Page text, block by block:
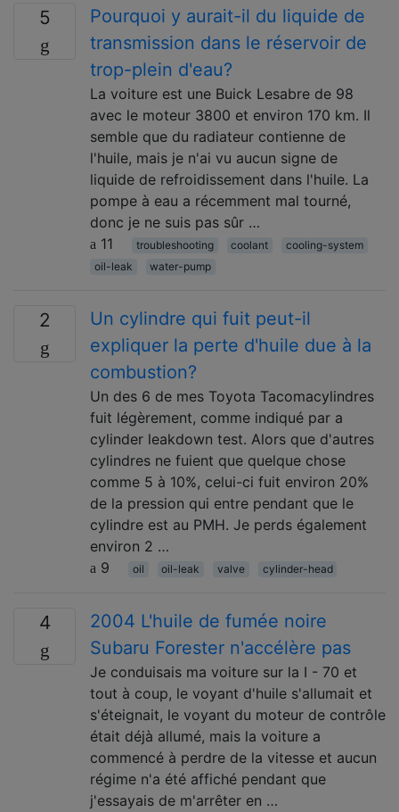
5
Pourquoi y aurait-il du liquide de
transmission dans le réservoir de
trop-plein d'eau?
La voiture est une Buick Lesabre de 98
avec le moteur 3800 et environ 170 km. Il
semble que du radiateur contienne de
l'huile, mais je n'ai vu aucun signe de
liquide de refroidissement dans l'huile. La
pompe à eau a récemment mal tourné,
donc je ne suis pas sûr …
11
troubleshooting coolant
cooling-system
oil-leak
water-pump
2
Un cylindre qui fuit peut-il
expliquer la perte d'huile due à la
combustion?
Un des 6 de mes Toyota Tacomacylindres
fuit légèrement, comme indiqué par a
cylinder leakdown test. Alors que d'autres
cylindres ne fuient que quelque chose
comme 5 à 10%, celui-ci fuit environ 20%
de la pression qui entre pendant que le
cylindre est au PMH. Je perds également
environ 2 …
9
oil oil-leak valve cylinder-head
4
2004 L'huile de fumée noire
Subaru Forester n'accélère pas
Je conduisais ma voiture sur la I - 70 et
tout à coup, le voyant d'huile s'allumait et
s'éteignait, le voyant du moteur de contrôle
était déjà allumé, mais la voiture a
commencé à perdre de la vitesse et aucun
régime n'a été affiché pendant que
j'essayais de m'arrêter en …